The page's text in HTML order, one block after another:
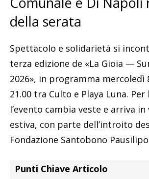
della serata
Spettacolo e solidarietà si
terza edizione de «La Gioia —
2026», in programma mercoledì
21.00 tra Culto e Playa Luna.
l’evento cambia veste e arriva in
estiva, con parte dell’introito
Fondazione Santobono
Punti Chiave Articolo